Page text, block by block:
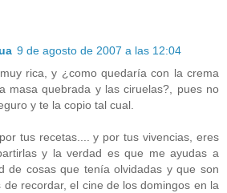
9 de agosto de 2007 a las 12:04
rica, y ¿como quedaría con la crema
masa quebrada y las ciruelas?, pues no
y te la copio tal cual.
tus recetas.... y por tus vivencias, eres
y la verdad es que me ayudas a
de cosas que tenía olvidadas y que son
de recordar, el cine de los domingos en la